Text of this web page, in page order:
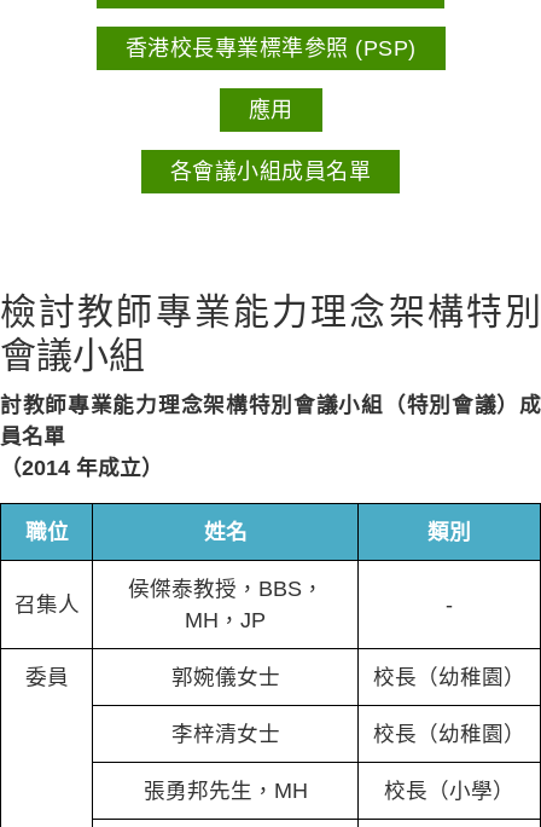
香港校長專業標準參照 (PSP)
應用
各會議小組成員名單
檢討教師專業能力理念架構特別
會議小組
討教師專業能力理念架構特別會議小組（特別會議）成
員名單
（2014 年成立）
職位 姓名 類別
召集人
侯傑泰教授，BBS，
MH，JP
-
委員 郭婉儀女士 校長（幼稚園）
李梓清女士 校長（幼稚園）
張勇邦先生，MH 校長（小學）